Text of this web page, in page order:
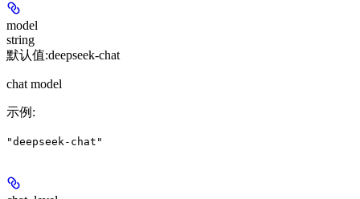
model
string
默认值:deepseek-chat
chat model
示例 :
"deepseek-chat"